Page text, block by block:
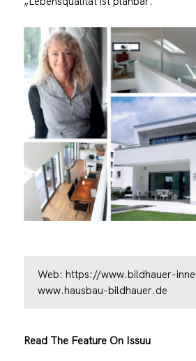
Web: https://www.bildhauer-
www.hausbau-bildhauer.de
Read The Feature On Issuu